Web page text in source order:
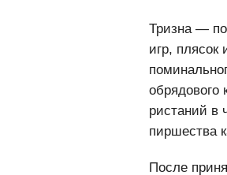
Тризна —
игр, плясок
обрядового
ристаний в